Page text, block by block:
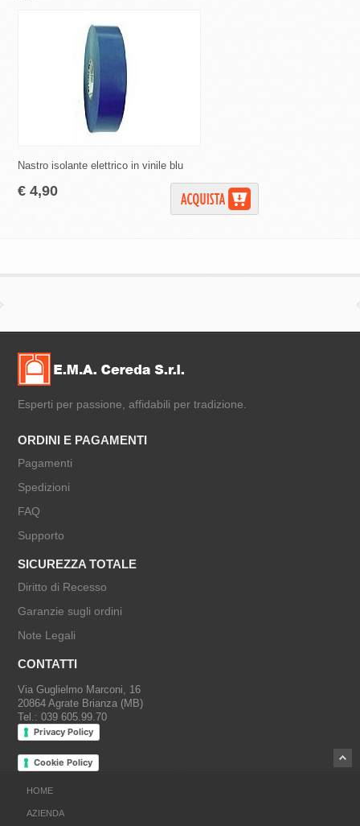
Nastro isolante elettrico in vinile blu
€ 4,90
Esperti per passione, affidabili per tradizione.
ORDINI E PAGAMENTI
Pagamenti
Spedizioni
FAQ
Supporto
SICUREZZA TOTALE
Diritto di Recesso
Garanzie sugli ordini
Note Legali
CONTATTI
Via Guglielmo Marconi, 16
20864 Agrate Brianza (MB)
Tel.: 039 605.99.70
Privacy Policy
Cookie Policy
HOME
AZIENDA